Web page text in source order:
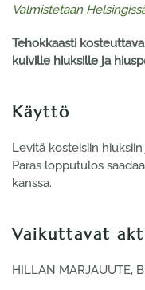
Valmistetaan
Tehokkaasti
kuiville hiuksille ja
Käyttö
Levitä kosteisiin
Paras lopputulos
kanssa.
Vaikuttavat
HILLAN MARJAUUTE,